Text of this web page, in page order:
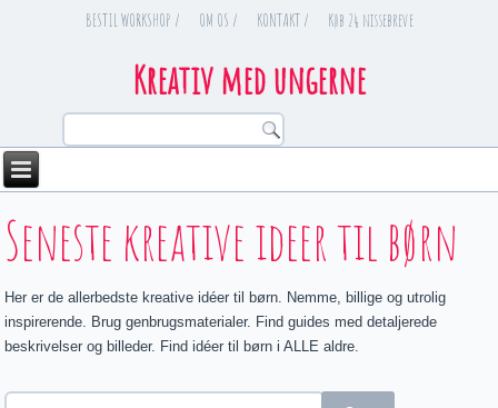
BESTIL WORKSHOP / OM OS / KONTAKT / Køb 24 nissebreve
Kreativ med ungerne
You are here
Seneste kreative ideer til børn
Her er de allerbedste kreative idéer til børn. Nemme, billige og utrolig
inspirerende. Brug genbrugsmaterialer. Find guides med detaljerede
beskrivelser og billeder. Find idéer til børn i ALLE aldre.